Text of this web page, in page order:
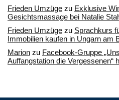
Frieden Umzüge zu Exklusive
Gesichtsmassage bei Natalie
Frieden Umzüge zu Sprachkurs
Immobilien kaufen in Ungarn am
Marion zu Facebook-Gruppe
Auffangstation die Vergessenen“